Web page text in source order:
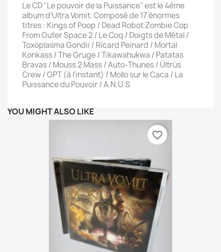
Le CD "Le pouvoir de la Puissance" est le 4ème
album d'Ultra Vomit. Composé de 17 énormes
titres : Kings of Poop / Dead Robot Zombie Cop
From Outer Space 2 / Le Coq / Doigts de Métal /
Toxoplasma Gondii / Ricard Peinard / Mortal
Konkass / The Gruge / Tikawahukwa / Patatas
Bravas / Mouss 2 Mass / Auto-Thunes / Ültrüs
Crew / GPT (à l'instant) / Mollo sur le Caca / La
Puissance du Pouvoir / A.N.U.S
YOU MIGHT ALSO LIKE
favorite_border